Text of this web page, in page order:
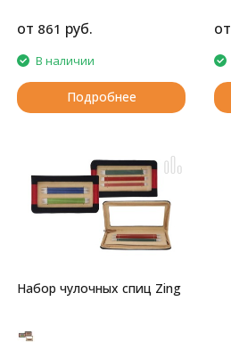
от 861 руб.
В наличии
Подробнее
от
Набор чулочных спиц Zing